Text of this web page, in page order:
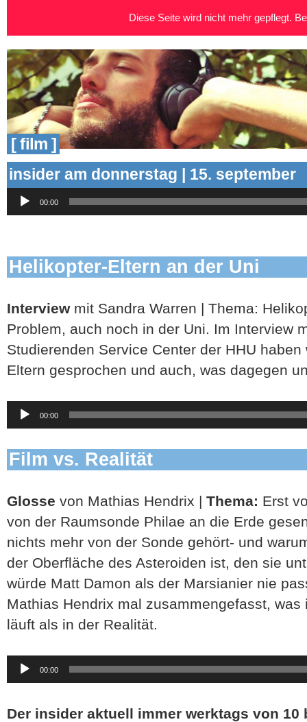
[ film ]
insider am donnerstag | 15. september
Player
00:00
Helikopter-Eltern an der Uni
Interviewmit Sandra Warren | Thema:
Problem, auch noch in der Uni. Im Interview
Studierenden Service Center der HHU
Eltern gesprochen und auch, was dagegen
Player
00:00
Film vs. Realität
Glosse von Mathias Hendrix | Thema: Erst
von der Raumsonde Philae an die Erde
nichts mehr von der Sonde gehört- und
der Oberfläche des Asteroiden ist, den sie
würde Matt Damon als der Marsianier nie
Mathias Hendrix mal zusammengefasst,
läuft als in der Realität.
Player
00:00
Der insider aktuell immer werktags von 10
Diese Seite wird nicht mehr gepflegt.